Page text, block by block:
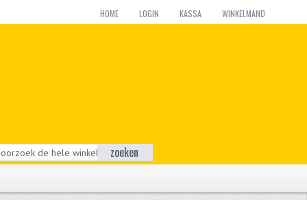
HOME LOGIN KASSA WINKELMAND
zoeken